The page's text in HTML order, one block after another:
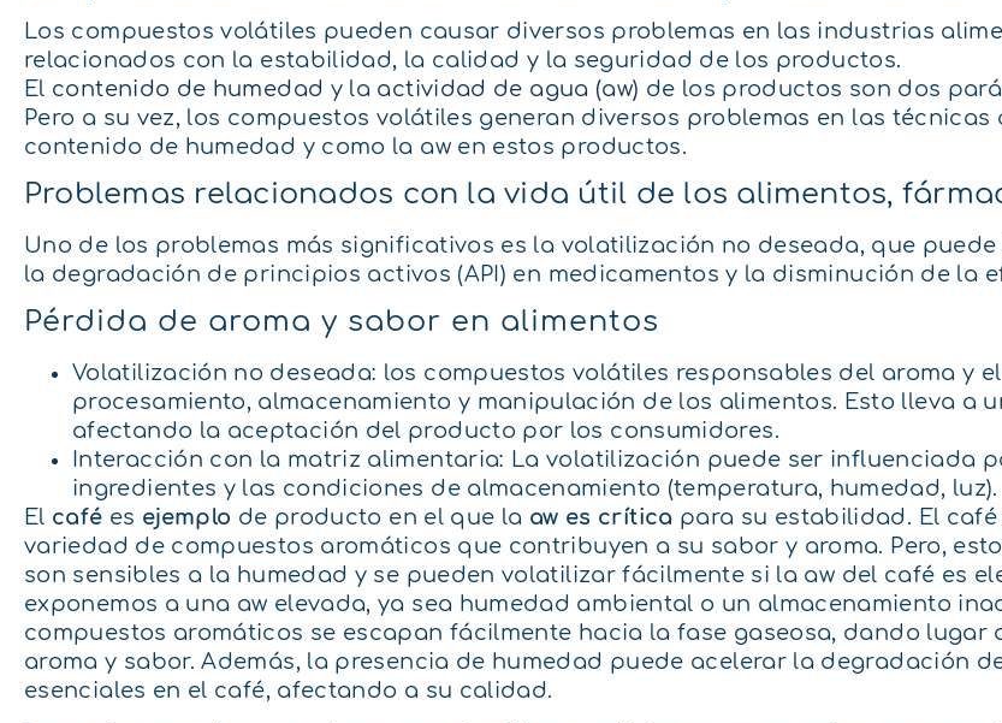
Los compuestos volátiles pueden causar diversos problemas en las industrias
relacionados con la estabilidad, la calidad y la seguridad de los productos.
El contenido de humedad y la actividad de agua (aw) de los productos son dos
Pero a su vez, los compuestos volátiles generan diversos problemas en las
contenido de humedad y como la aw en estos productos.
Problemas relacionados con la vida útil de los alimentos,
Uno de los problemas más significativos es la volatilización no deseada, que
la degradación de principios activos (API) en medicamentos y la disminución de la
Pérdida de aroma y sabor en alimentos
Volatilización no deseada: los compuestos volátiles responsables del aroma y
procesamiento, almacenamiento y manipulación de los alimentos. Esto lleva
afectando la aceptación del producto por los consumidores.
Interacción con la matriz alimentaria: La volatilización puede ser influenciada
ingredientes y las condiciones de almacenamiento (temperatura, humedad, luz).
El café es ejemplo de producto en el que la aw es crítica para su estabilidad. El
variedad de compuestos aromáticos que contribuyen a su sabor y aroma. Pero,
son sensibles a la humedad y se pueden volatilizar fácilmente si la aw del café es
exponemos a una aw elevada, ya sea humedad ambiental o un almacenamiento
compuestos aromáticos se escapan fácilmente hacia la fase gaseosa, dando lugar
aroma y sabor. Además, la presencia de humedad puede acelerar la degradación
esenciales en el café, afectando a su calidad.